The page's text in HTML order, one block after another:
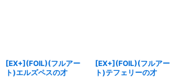
[EX+](FOIL)(フルアー
ト)エルズペスの才
[EX+](FOIL)(フルアー
ト)テフェリーの才